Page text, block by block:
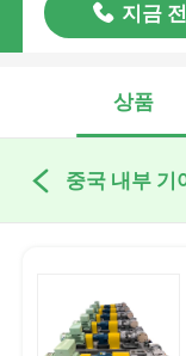
지금
상품
중국 내부 기